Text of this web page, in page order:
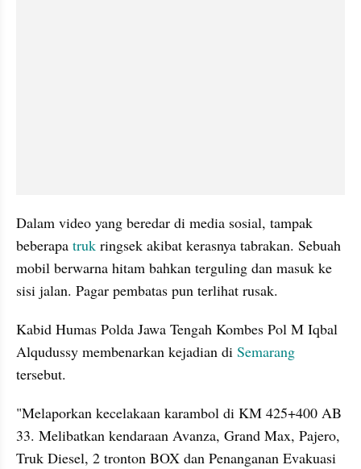
Dalam video yang beredar di media sosial, tampak
beberapa truk ringsek akibat kerasnya tabrakan. Sebuah
mobil berwarna hitam bahkan terguling dan masuk ke
sisi jalan. Pagar pembatas pun terlihat rusak.
Kabid Humas Polda Jawa Tengah Kombes Pol M Iqbal
Alqudussy membenarkan kejadian di
tersebut.
"Melaporkan kecelakaan karambol di KM 425+400 AB
33. Melibatkan kendaraan Avanza, Grand Max, Pajero,
Truk Diesel, 2 tronton BOX dan Penanganan Evakuasi